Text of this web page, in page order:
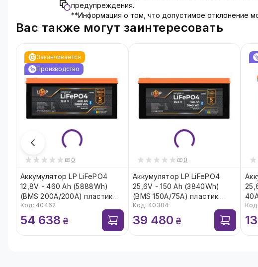
предупреждения.
**Информация о том, что допустимое отклонение
Вас также могут заинтересовать
Заканчивается
Производство
0
Аккумулятор LP LiFePO4
12,8V - 460 Ah (5888Wh)
(BMS 200A/200А) пластик
Smart BT
Код: 40462
54 638 ₴
0
Аккумулятор LP LiFePO4
25,6V - 150 Ah (3840Wh)
(BMS 150A/75А) пластик
Smart BT
Код: 40304
39 480 ₴